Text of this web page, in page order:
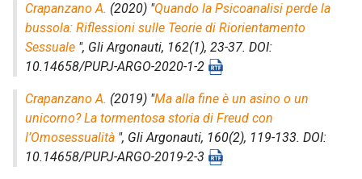
Crapanzano A. (2020) "Quando la Psicoanalisi perde la
bussola: Riflessioni sulle Teorie di Riorientamento
Sessuale ", Gli Argonauti, 162(1), 23-37. DOI:
10.14658/PUPJ-ARGO-2020-1-2
Crapanzano A. (2019) "Ma alla fine è un asino o un
unicorno? La tormentosa storia di Freud con
l’Omosessualità ", Gli Argonauti, 160(2), 119-133. DOI:
10.14658/PUPJ-ARGO-2019-2-3